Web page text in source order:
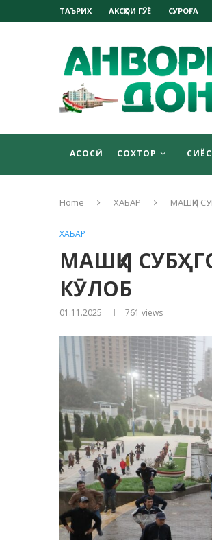
ТАЪРИХ АКСҲОИ ГӮЁ СУРОҒА
АСОСӢ СОХТОР
Home ХАБАР МАШҚИ
ХАБАР
МАШҚИ
КӮЛОБ
01.11.2025 761 views